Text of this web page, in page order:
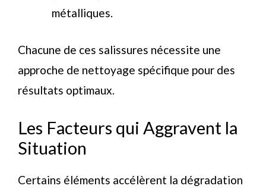
métalliques.
Chacune de ces salissures nécessite une
approche de nettoyage spécifique pour des
résultats optimaux.
Les Facteurs qui Aggravent la
Situation
Certains éléments accélèrent la dégradation